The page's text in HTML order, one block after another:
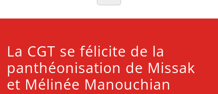
La CGT se félicite de la
panthéonisation de Missak
et Mélinée Manouchian